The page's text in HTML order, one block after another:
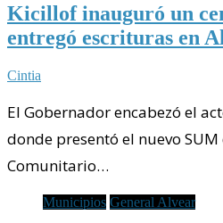
Kicillof inauguró un
entregó escrituras en
Cintia
El Gobernador encabezó el
donde presentó el nuevo
Comunitario…
Municipios General Alvear